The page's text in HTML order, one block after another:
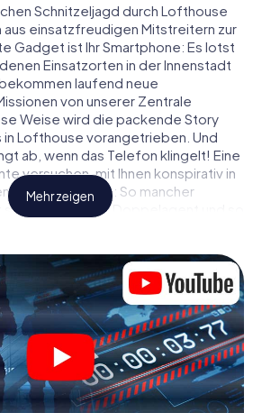
Schnitzeljagd durch Lofthouse
aus einsatzfreudigen Mitstreitern zur
Gadget ist Ihr Smartphone: Es lotst
Einsatzorten in der Innenstadt
laufend neue
von unserer Zentrale
Weise wird die packende Story
Lofthouse vorangetrieben. Und
ab, wenn das Telefon klingelt! Eine
versuchen, mit Ihnen konspirativ in
… Doch Vorsicht: So mancher
als dubioser Doppelagent und so
Sie niemandem!
Escape Room in
nicht in ein Zimmer eingesperrt,
einem vorgegebenen Zeitfenster
Smartphone Schnitzeljagd erklärt
persönlichen Spielfeld! Die
für Ihr Agentenabenteuer in
mit Zugang ins mobile
Mehr zeigen